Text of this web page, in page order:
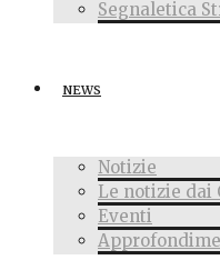
Segnaletica
NEWS
Notizie
Le notizie dai
Eventi